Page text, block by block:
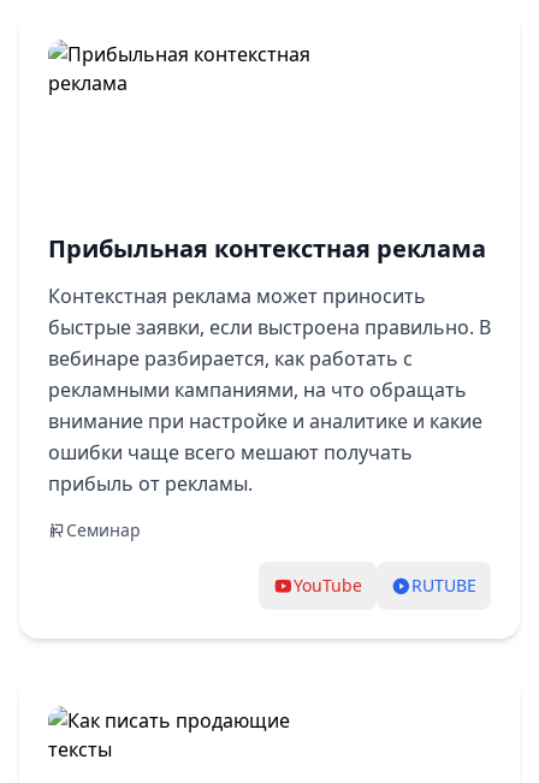
Прибыльная контекстная реклама
Контекстная реклама может приносить
быстрые заявки, если выстроена правильно. В
вебинаре разбирается, как работать с
рекламными кампаниями, на что обращать
внимание при настройке и аналитике и какие
ошибки чаще всего мешают получать
прибыль от рекламы.
Семинар
YouTube RUTUBE